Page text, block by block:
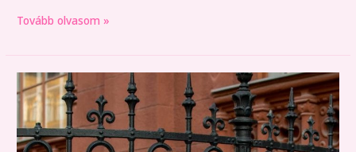
Tovább olvasom »
Augusztus
13.-
án
Vasárnap